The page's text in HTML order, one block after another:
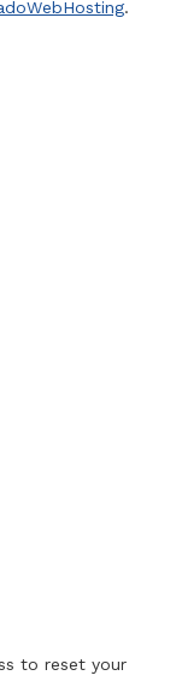
.
to reset your